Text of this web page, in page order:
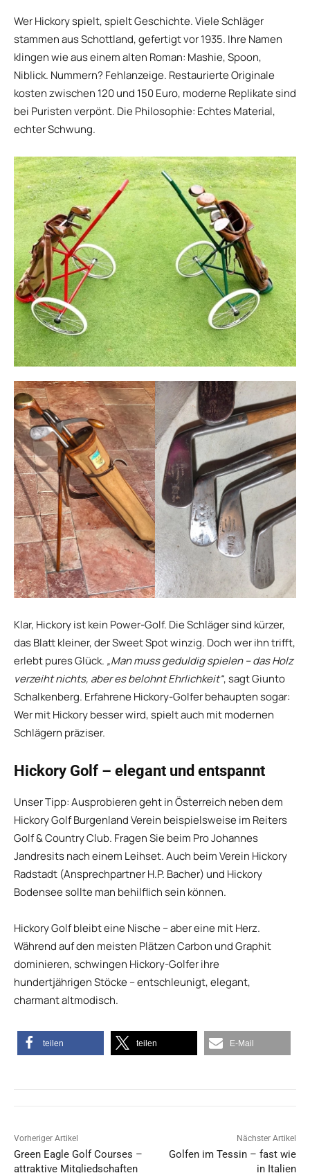
Wer Hickory spielt, spielt Geschichte. Viele Schläger
stammen aus Schottland, gefertigt vor 1935. Ihre Namen
klingen wie aus einem alten Roman: Mashie, Spoon,
Niblick. Nummern? Fehlanzeige. Restaurierte Originale
kosten zwischen 120 und 150 Euro, moderne Replikate sind
bei Puristen verpönt. Die Philosophie: Echtes Material,
echter Schwung.
Klar, Hickory ist kein Power-Golf. Die Schläger sind kürzer,
das Blatt kleiner, der Sweet Spot winzig. Doch wer ihn trifft,
erlebt pures Glück. „Man muss geduldig spielen – das Holz
verzeiht nichts, aber es belohnt Ehrlichkeit“, sagt Giunto
Schalkenberg. Erfahrene Hickory-Golfer behaupten sogar:
Wer mit Hickory besser wird, spielt auch mit modernen
Schlägern präziser.
Hickory Golf – elegant und entspannt
Unser Tipp: Ausprobieren geht in Österreich neben dem
Hickory Golf Burgenland Verein beispielsweise im Reiters
Golf & Country Club. Fragen Sie beim Pro Johannes
Jandresits nach einem Leihset. Auch beim Verein Hickory
Radstadt (Ansprechpartner H.P. Bacher) und Hickory
Bodensee sollte man behilflich sein können.
Hickory Golf bleibt eine Nische – aber eine mit Herz.
Während auf den meisten Plätzen Carbon und Graphit
dominieren, schwingen Hickory-Golfer ihre
hundertjährigen Stöcke – entschleunigt, elegant,
charmant altmodisch.
teilen teilen E-Mail
Vorheriger Artikel
Green Eagle Golf Courses –
attraktive Mitgliedschaften
Nächster Artikel
Golfen im Tessin – fast wie
in Italien